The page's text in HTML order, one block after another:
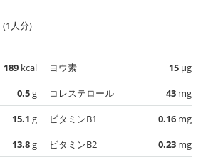
(1人分)
189 kcal
0.5g
15.1 g
13.8g
ヨウ素 15 µg
コレステロール
43 mg
ビタミンB1
0.16 mg
ビタミンB2
0.23 mg